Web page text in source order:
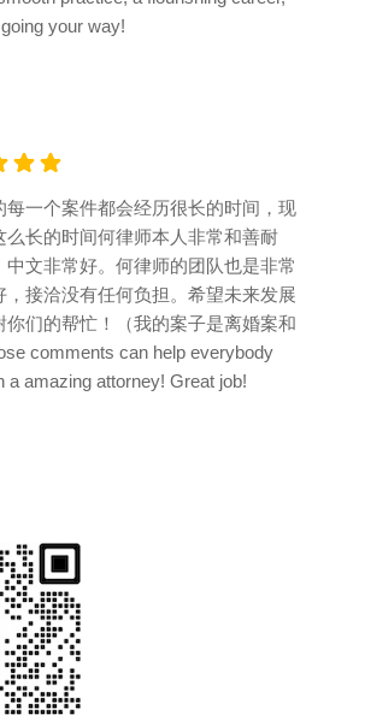
your way!
每一个案件都会经历很长的时间，现
么长的时间何律师本人非常和善耐
中文非常好。何律师的团队也是非常
，接洽没有任何负担。希望未来发展
你们的帮忙！（我的案子是离婚案和
comments can help everybody
a amazing attorney! Great job!